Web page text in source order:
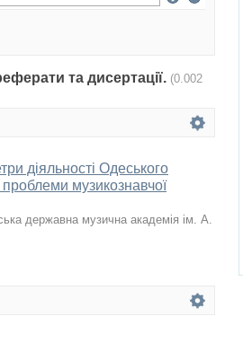
та дисертації. (0.002
діяльності Одеського
музикознавчої
державна музична академія ім. А.